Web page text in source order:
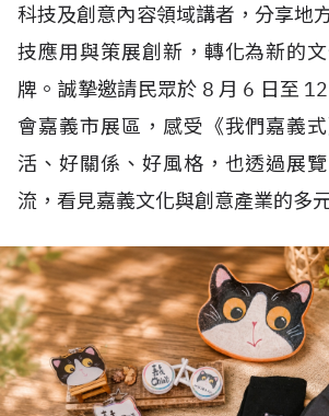
科技及創意內容領域講者，分享地
技應用與策展創新，轉化為新的
牌。誠摯邀請民眾於 8 月 6 日至 12
會嘉義市展區，感受《我們嘉義
活、好關係、好風格，也透過展
流，看見嘉義文化與創意產業的多